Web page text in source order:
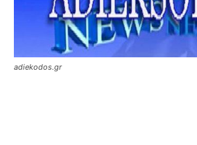
adiekodos.gr